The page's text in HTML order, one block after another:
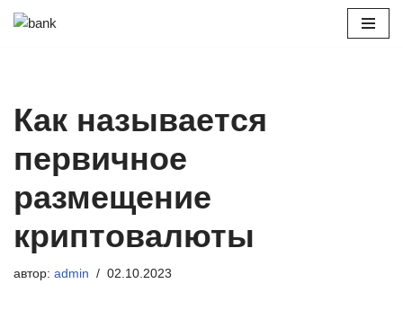
Как называется
первичное
размещение
криптовалюты
автор: admin 02.10.2023